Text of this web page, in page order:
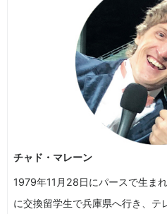
チャド・マレーン
1979年11月28日にパースで生ま
に交換留学生で兵庫県へ行き、テ